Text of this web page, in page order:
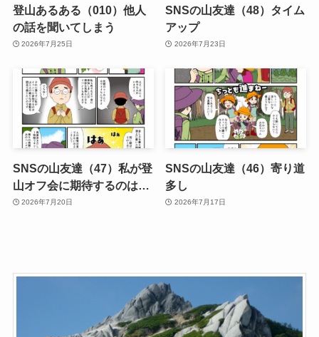
登山あるある（010）他人
の話を聞いてしまう
2026年7月25日
SNSの山友達（48）タイム
アップ
2026年7月23日
SNSの山友達（47）私が登
山オフ会に期待するのは…
2026年7月20日
SNSの山友達（46）寄り道
多し
2026年7月17日